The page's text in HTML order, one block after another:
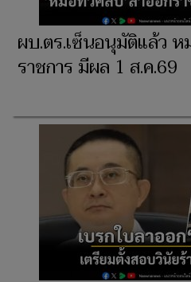
ผบ.ตร.เซ็นอนุมัติแล้ว
ราชการ มีผล 1 ส.ค.69